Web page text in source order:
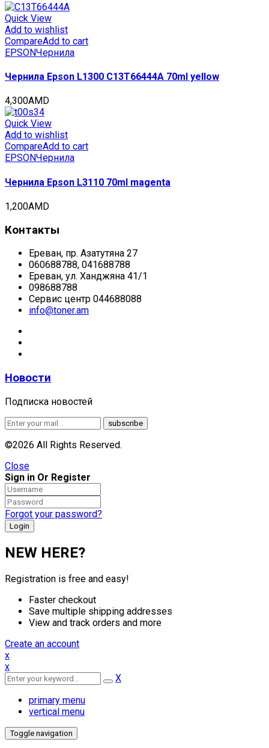
Quick View
Add to wishlist
CompareAdd to cart
EPSONЧернила
Чернила Epson L1300 C13T66444A 70ml yellow
4,300AMD
Quick View
Add to wishlist
CompareAdd to cart
EPSONЧернила
Чернила Epson L3110 70ml magenta
1,200AMD
Контакты
Ереван, пр. Азатутяна 27
060688788, 041688788
Ереван, ул. Ханджяна 41/1
098688788
Сервис центр 044688088
info@toner.am
Новости
Подписка новостей
©2026 All Rights Reserved.
Close
Sign in Or Register
Forgot your password?
NEW HERE?
Registration is free and easy!
Faster checkout
Save multiple shipping addresses
View and track orders and more
Create an account
x
x
X
primary menu
vertical menu
Toggle navigation